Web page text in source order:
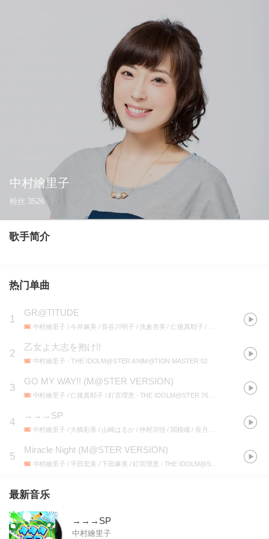
中村繪里子
粉丝 3526
歌手简介
热门单曲
1
GR@TITUDE
中村繪里子 / 今井麻美 / 長谷川明子 / 浅倉杏美 / 仁後真耶子 / 若林直美 / たかはし智秋 / 釘宮理恵 / 平田宏美 / 下田麻美 / 原由実 / 沼倉愛美 / 三宅麻理恵 / 内田真礼 / 佳村はるか / 五十嵐裕美 / 松嵜麗 / 早見沙織 / 山崎はるか / 田所あずさ / Machico / 南早紀 / 香里有佐 / 八巻アンナ / 河野ひより / 丸岡和佳奈 / 黒木ほの香 / 前川涼子 / 田中あいみ / 茅原実里 / 高橋李依 / 日高里菜
2
乙女よ大志を抱け!!
中村繪里子 - THE IDOLM@STER ANIM@TION MASTER 02
3
GO MY WAY!! (M@STER VERSION)
中村繪里子 / 仁後真耶子 / 釘宮理恵 - THE IDOLM@STER 765PRO ALLSTARS GRE@TEST BEST! -THE IDOLM@STER HISTORY-
4
→→→SP
中村繪里子 / 大橋彩香 / 山崎はるか / 仲村宗悟 / 関根瞳 / 長月あおい - →→→SP
5
Miracle Night (M@STER VERSION)
中村繪里子 / 平田宏美 / 下田麻美 / 釘宮理恵 - THE IDOLM@STER PLATINUM MASTER 01 Miracle Night
最新音乐
→→→SP
中村繪里子